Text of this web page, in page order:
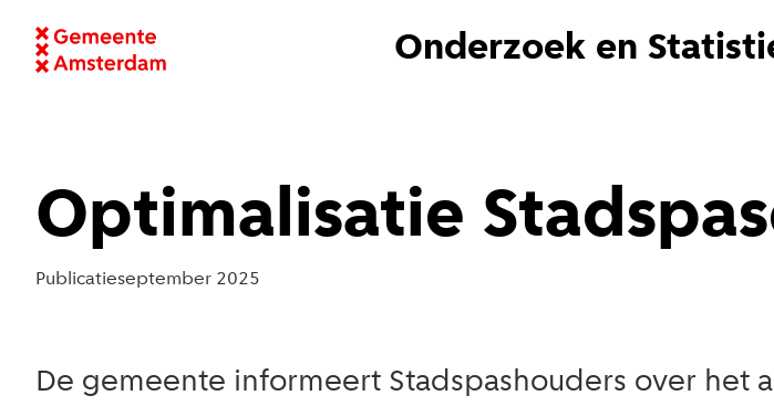
Onderzoek en
Optimalisatie
Publicatieseptember 2025
De gemeente informeert Stadspashouders over het